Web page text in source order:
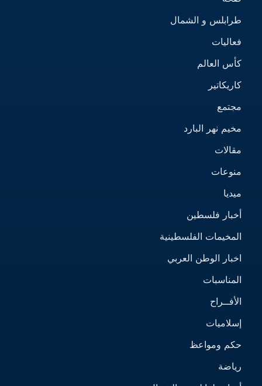
طرابلس و الشمال
فعاليات
كأس العالم
كاريكاتير
مجتمع
مخيم نهر البارد
مقالات
منوعات
ميديا
أخبار فلسطين
المخيمات الفلسطينية
اخبار الوطن العربي
المناسبات
الأفــراح
إسلاميات
حكم ومواعظ
رياضة